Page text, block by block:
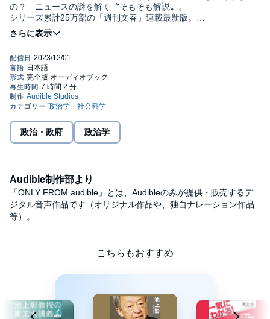
の？ ニュースの謎を解く〝そもそも解説〟。
シリーズ累計25万部の「週刊文春」連載最新版。
第1章「ウクライナ侵攻後の世界」そこからですか!?
第3章「習近平の中国」そこからですか!?
第4章「岐路に立つイギリスとドイツ」そこからですか!?
第5章「イスラエルと中東の火種」そこからですか!?
第6章「日本政治と経済の今」そこからですか!?©池上彰 (P)2023
Audible, Inc.
政治・政府 政治学
Audible制作部より
「ONLY FROM audible」とは、Audibleのみが提供・販売するデ
ジタル音声作品です（オリジナル作品や、独自ナレーション作品
等）。
こちらもおすすめ